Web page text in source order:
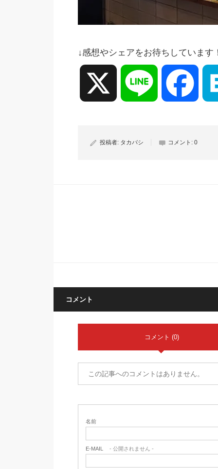
↓感想やシェアをお待ちしています
Line
投稿者: タカバシ コメント: 0
コメント
コメント (0)
この記事へのコメントはありません。
名前
E-MAIL - 公開されません -